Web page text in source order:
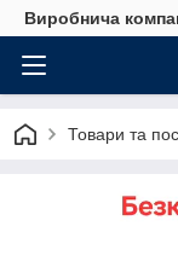
Виробнича
Товари та